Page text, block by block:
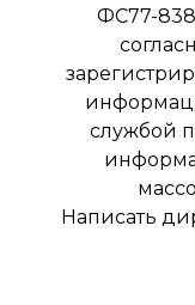
ФС77-
службой
Написать